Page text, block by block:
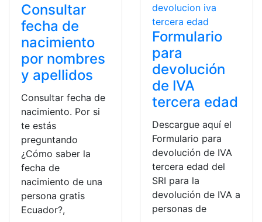
Consultar
fecha de
nacimiento
por nombres
y apellidos
Consultar fecha de
nacimiento. Por si
te estás
preguntando
¿Cómo saber la
fecha de
nacimiento de una
persona gratis
Ecuador?,
Formulario
para
devolución
de IVA
tercera edad
Descargue aquí el
Formulario para
devolución de IVA
tercera edad del
SRI para la
devolución de IVA a
personas de